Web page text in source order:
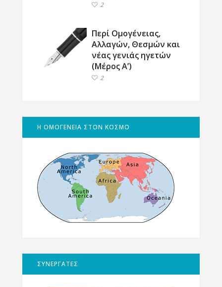
2
Περί Ομογένειας,
Αλλαγών, Θεσμών και
νέας γενιάς ηγετών
(Μέρος Α’)
2
Η ΟΜΟΓΕΝΕΙΑ ΣΤΟΝ ΚΟΣΜΟ
ΣΥΝΕΡΓΑΤΕΣ